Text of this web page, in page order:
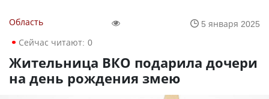
Область
5 января 2025
Сейчас читают: 0
Жительница ВКО подарила дочери
на день рождения змею